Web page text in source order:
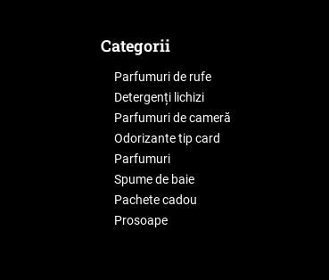
Categorii
Parfumuri de rufe
Detergenți lichizi
Parfumuri de cameră
Odorizante tip card
Parfumuri
Spume de baie
Pachete cadou
Prosoape